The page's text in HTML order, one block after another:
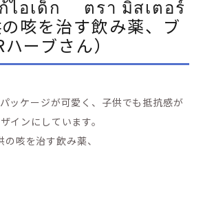
ไอเด็ก ตรา มิสเตอร์
咳を治す飲み薬、ブ
ーブさん）
ッケージが可愛く、子供でも抵抗感が
インにしています。
咳を治す飲み薬、